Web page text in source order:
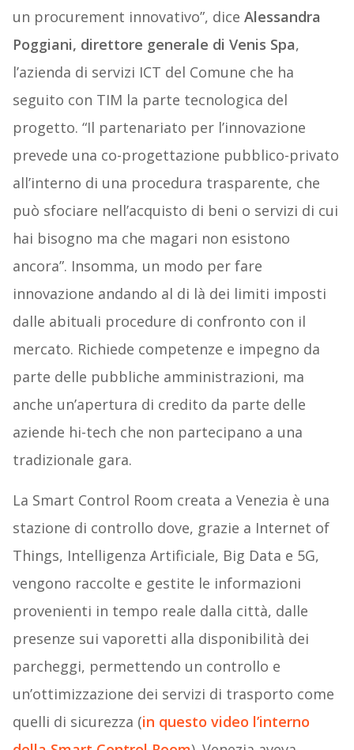
un procurement innovativo”, dice Alessandra
Poggiani, direttore generale di Venis Spa,
l’azienda di servizi ICT del Comune che ha
seguito con TIM la parte tecnologica del
progetto. “Il partenariato per l’innovazione
prevede una co-progettazione pubblico-privato
all’interno di una procedura trasparente, che
può sfociare nell’acquisto di beni o servizi di cui
hai bisogno ma che magari non esistono
ancora”. Insomma, un modo per fare
innovazione andando al di là dei limiti imposti
dalle abituali procedure di confronto con il
mercato. Richiede competenze e impegno da
parte delle pubbliche amministrazioni, ma
anche un’apertura di credito da parte delle
aziende hi-tech che non partecipano a una
tradizionale gara.
La Smart Control Room creata a Venezia è una
stazione di controllo dove, grazie a Internet of
Things, Intelligenza Artificiale, Big Data e 5G,
vengono raccolte e gestite le informazioni
provenienti in tempo reale dalla città, dalle
presenze sui vaporetti alla disponibilità dei
parcheggi, permettendo un controllo e
un’ottimizzazione dei servizi di trasporto come
quelli di sicurezza (in questo video l’interno